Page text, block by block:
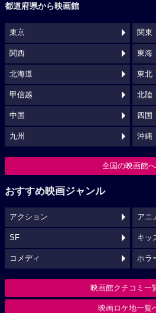
都道府県から映画館
東京 関東
関西 東海
北海道 東北
甲信越 北陸
中国 四国
九州 沖縄
全国の映画館へ
おすすめ映画ジャンル
アクション アニ
SF キッ
コメディ ホラ
映画館クチコミ一
映画ロケ地一覧